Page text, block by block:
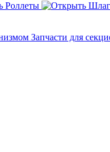
Роллеты
Запчасти для